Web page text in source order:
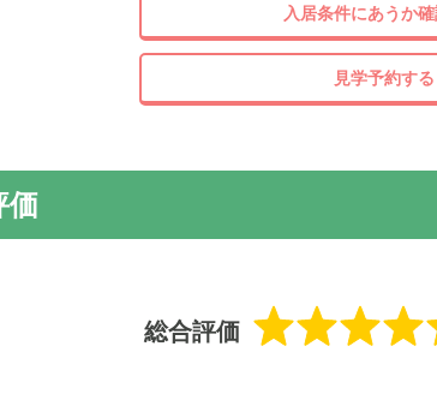
入居条件にあうか
見学予約する
価
総合評価